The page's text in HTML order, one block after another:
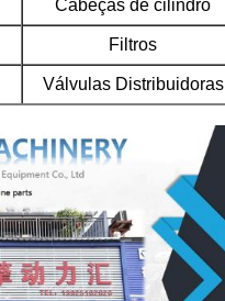
Cabeças de cilindro
Filtros
Válvulas Distribuidoras